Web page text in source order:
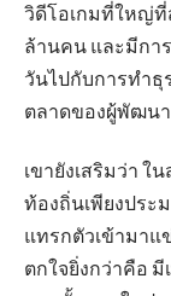
วิดีโอเกมที่ใหญ่ที่
ล้านคน และมีกา
วันไปกับการทำธุ
ตลาดของผู้พัฒนา
เขายังเสริมว่า
ท้องถิ่นเพียงประ
แทรกตัวเข้ามาแ
ตกใจยิ่งกว่าคือ มี